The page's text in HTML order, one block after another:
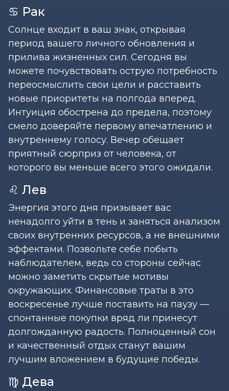
♋ Рак
Солнце входит в ваш знак, открывая
период вашего личного обновления и
прилива жизненных сил. Сегодня вы
можете почувствовать острую потребность
переосмыслить свои цели и расставить
новые приоритеты на полгода вперед.
Интуиция обострена до предела, поэтому
смело доверяйте первому впечатлению и
внутреннему голосу. Вечер обещает
приятный сюрприз от человека, от
которого вы меньше всего этого ожидали.
♌ Лев
Энергия этого дня призывает вас
ненадолго уйти в тень и заняться анализом
своих внутренних ресурсов, а не внешними
эффектами. Позвольте себе побыть
наблюдателем, ведь со стороны сейчас
можно заметить скрытые мотивы
окружающих. Финансовые траты в это
воскресенье лучше поставить на паузу —
спонтанные покупки вряд ли принесут
долгожданную радость. Полноценный сон
и качественный отдых станут вашим
лучшим вложением в будущие победы.
♍ Дева